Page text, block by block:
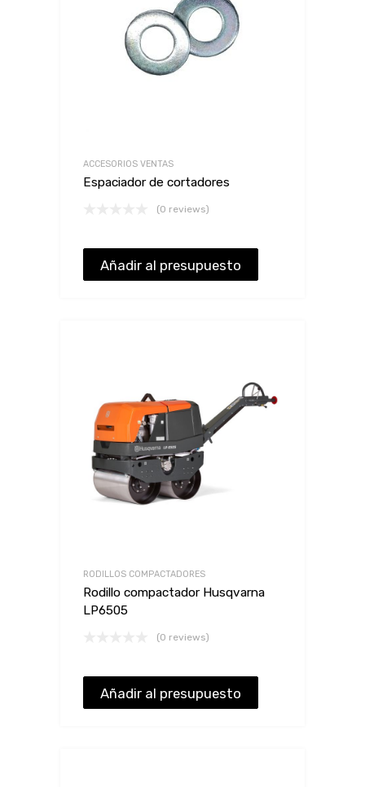
ACCESORIOS VENTAS
Espaciador de cortadores
(0 reviews)
Añadir al presupuesto
RODILLOS COMPACTADORES
Rodillo compactador Husqvarna
LP6505
(0 reviews)
Añadir al presupuesto